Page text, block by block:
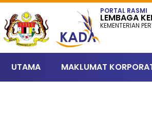
PORTAL RASMI
LEMBAGA
KEMENTERIAN
UTAMA MAKLUMAT